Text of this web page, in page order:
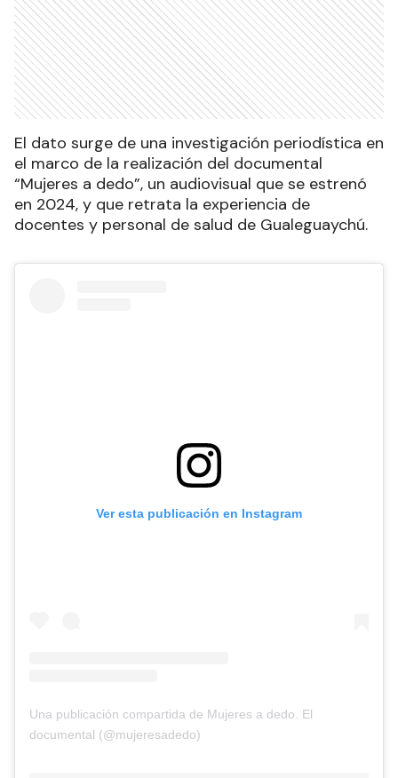
El dato surge de una investigación periodística en
el marco de la realización del documental
“Mujeres a dedo”, un audiovisual que se estrenó
en 2024, y que retrata la experiencia de
docentes y personal de salud de Gualeguaychú.
Ver esta publicación en Instagram
Una publicación compartida de Mujeres a dedo. El
documental (@mujeresadedo)